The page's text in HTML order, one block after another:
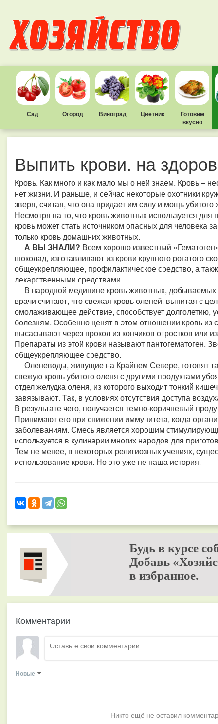
Сад Огород Виноград Цветник
Готовим
вкусно
Выпить крови. на
Кровь. Как много и как мало мы о ней знаем. Кровь –
нет жизни. И раньше, и сейчас некоторые охотники
зверя, считая, что она придает им силу и мощь
Несмотря на то, что кровь животных используется
кровь может стать источником опасных для человека
только кровь домашних животных.
А ВЫ ЗНАЛИ? Всем хорошо известный
шоколад, изготавливают из крови крупного рогатого
общеукрепляющее, профилактическое средство, а
лекарственными средствами.
В народной медицине кровь животных, добываемых
врачи считают, что свежая кровь оленей, выпитая с
омолаживающее действие, способствует долголетию,
болезням. Особенно ценят в этом отношении кровь из
высасывают через прокол из кончиков отростков или
Препараты из этой крови называют пантогематоген.
общеукрепляющее средство.
Оленеводы, живущие на Крайнем Севере, готовят
свежую кровь убитого оленя с другими продуктами
отдел желудка оленя, из которого выходит тонкий
завязывают. Так, в условиях отсутствия доступа
В результате чего, получается темно-коричневый
Принимают его при снижении иммунитета, когда
заболеваниям. Смесь является хорошим
используется в кулинарии многих народов для
Тем не менее, в некоторых религиозных учениях,
использование крови. Но это уже не наша история.
Будь в курсе
Добавь
в избранное.
Комментарии
Новые
Никто ещё не оставил